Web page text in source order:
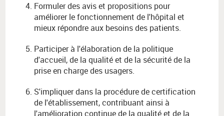
Formuler des avis et propositions pour
améliorer le fonctionnement de l'hôpital et
mieux répondre aux besoins des patients.
Participer à l'élaboration de la politique
d'accueil, de la qualité et de la sécurité de la
prise en charge des usagers.
S'impliquer dans la procédure de certification
de l'établissement, contribuant ainsi à
l'amélioration continue de la qualité et de la